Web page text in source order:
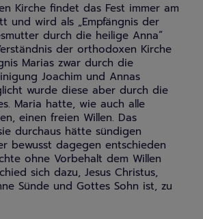
Kirche findet das Fest immer am
und wird als „Empfängnis der
durch die heilige Anna“
der orthodoxen Kirche
Marias zwar durch die
Joachim und Annas
wurde diese aber durch die
Maria hatte, wie auch alle
einen freien Willen. Das
durchaus hätte sündigen
bewusst dagegen entschieden
ohne Vorbehalt dem Willen
sich dazu, Jesus Christus,
Sünde und Gottes Sohn ist, zu